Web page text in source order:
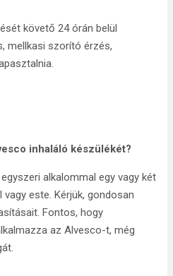
követő 24 órán belül
mellkasi szorító érzés,
inhaláló készülékét?
alkalommal egy vagy két
este. Kérjük, gondosan
Fontos, hogy
az Alvesco-t, még